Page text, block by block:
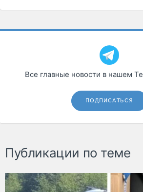
Все главные новости в нашем
ПОДПИСАТЬСЯ
Публикации по теме